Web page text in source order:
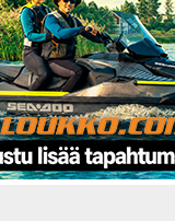
YHTEYSTIEDOT